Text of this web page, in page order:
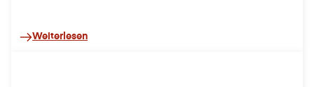
Weiterlesen